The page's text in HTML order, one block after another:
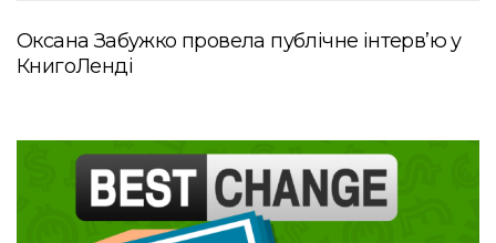
Оксана Забужко провела публічне інтерв’ю у
КнигоЛенді